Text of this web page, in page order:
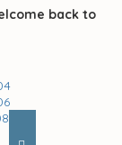
back to